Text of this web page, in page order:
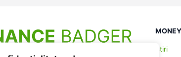
Știri